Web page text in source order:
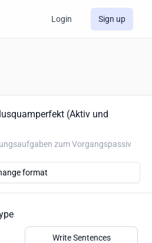
Login Sign up
(Aktiv und
zum Vorgangspassiv
format
Write Sentences